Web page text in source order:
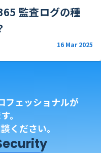
監査ログの種
16 Mar 2025
フェッショナルが
。
ください。